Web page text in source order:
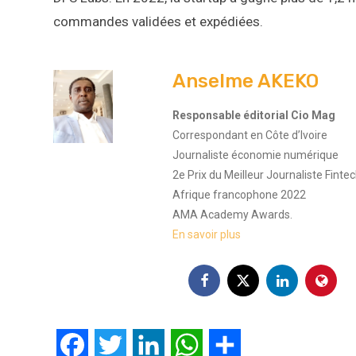
commandes validées et expédiées.
Anselme AKEKO
Responsable éditorial Cio Mag
Correspondant en Côte d’Ivoire
Journaliste économie numérique
2e Prix du Meilleur Journaliste
Afrique francophone 2022
AMA Academy Awards.
En savoir plus
FacebookTwitter LinkedIn WhatsApp